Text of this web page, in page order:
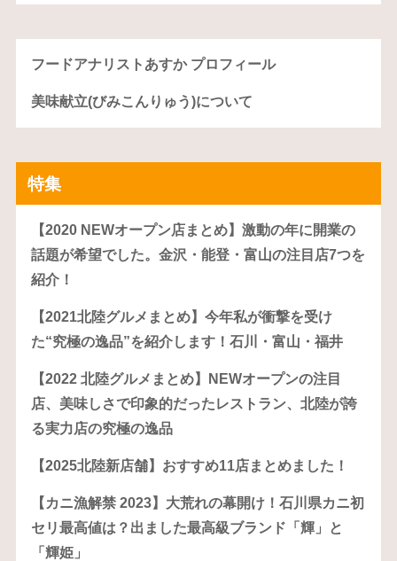
フードアナリストあすか プロフィール
美味献立(びみこんりゅう)について
特集
【2020 NEWオープン店まとめ】激動の年に開業の
話題が希望でした。金沢・能登・富山の注目店7つを
紹介！
【2021北陸グルメまとめ】今年私が衝撃を受け
た“究極の逸品”を紹介します！石川・富山・福井
【2022 北陸グルメまとめ】NEWオープンの注目
店、美味しさで印象的だったレストラン、北陸が誇
る実力店の究極の逸品
【2025北陸新店舗】おすすめ11店まとめました！
【カニ漁解禁 2023】大荒れの幕開け！石川県カニ初
セリ最高値は？出ました最高級ブランド「輝」と
「輝姫」